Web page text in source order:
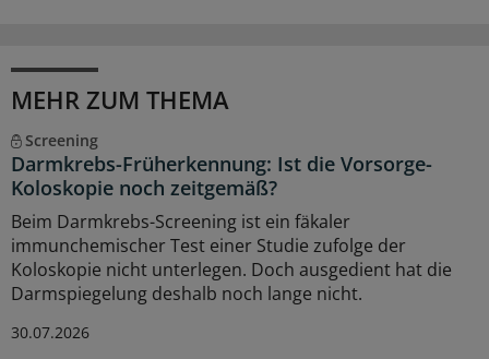
MEHR ZUM THEMA
Screening
Darmkrebs-Früherkennung: Ist die Vorsorge-
Koloskopie noch zeitgemäß?
Beim Darmkrebs-Screening ist ein fäkaler
immunchemischer Test einer Studie zufolge der
Koloskopie nicht unterlegen. Doch ausgedient hat die
Darmspiegelung deshalb noch lange nicht.
30.07.2026